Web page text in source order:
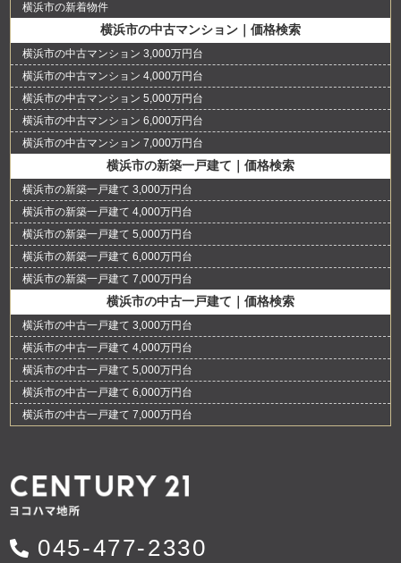
横浜市の新着物件
横浜市の中古マンション｜価格検索
横浜市の中古マンション 3,000万円台
横浜市の中古マンション 4,000万円台
横浜市の中古マンション 5,000万円台
横浜市の中古マンション 6,000万円台
横浜市の中古マンション 7,000万円台
横浜市の新築一戸建て｜価格検索
横浜市の新築一戸建て 3,000万円台
横浜市の新築一戸建て 4,000万円台
横浜市の新築一戸建て 5,000万円台
横浜市の新築一戸建て 6,000万円台
横浜市の新築一戸建て 7,000万円台
横浜市の中古一戸建て｜価格検索
横浜市の中古一戸建て 3,000万円台
横浜市の中古一戸建て 4,000万円台
横浜市の中古一戸建て 5,000万円台
横浜市の中古一戸建て 6,000万円台
横浜市の中古一戸建て 7,000万円台
045-477-2330